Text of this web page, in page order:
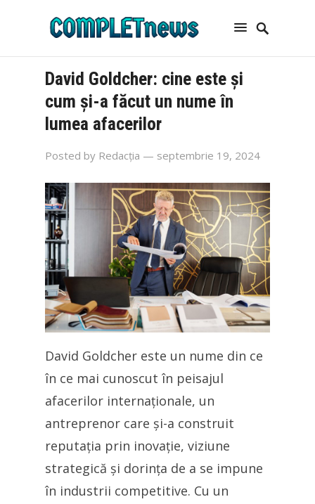
David Goldcher: cine este și
cum și-a făcut un nume în
lumea afacerilor
Posted by Redacția — septembrie 19, 2024
David Goldcher este un nume din ce
în ce mai cunoscut în peisajul
afacerilor internaționale, un
antreprenor care și-a construit
reputația prin inovație, viziune
strategică și dorința de a se impune
în industrii competitive. Cu un